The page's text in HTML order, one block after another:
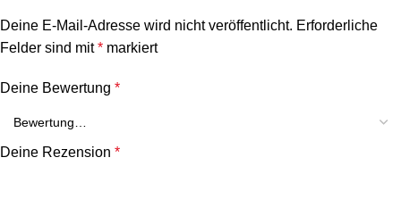
Deine E-Mail-Adresse wird nicht veröffentlicht. Erforderliche
Felder sind mit* markiert
Deine Bewertung *
Deine Rezension *